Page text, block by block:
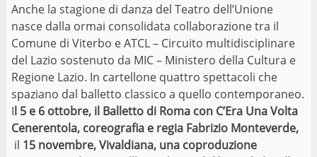
Anche la stagione di danza del Teatro dell’Unione
nasce dalla ormai consolidata collaborazione tra il
Comune di Viterbo e ATCL – Circuito multidisciplinare
del Lazio sostenuto da MIC – Ministero della Cultura e
Regione Lazio. In cartellone quattro spettacoli che
spaziano dal balletto classico a quello contemporaneo.
Il 5 e 6 ottobre, il Balletto di Roma con C’Era Una Volta
Cenerentola, coreografia e regia Fabrizio Monteverde,
il 15 novembre, Vivaldiana, una coproduzione